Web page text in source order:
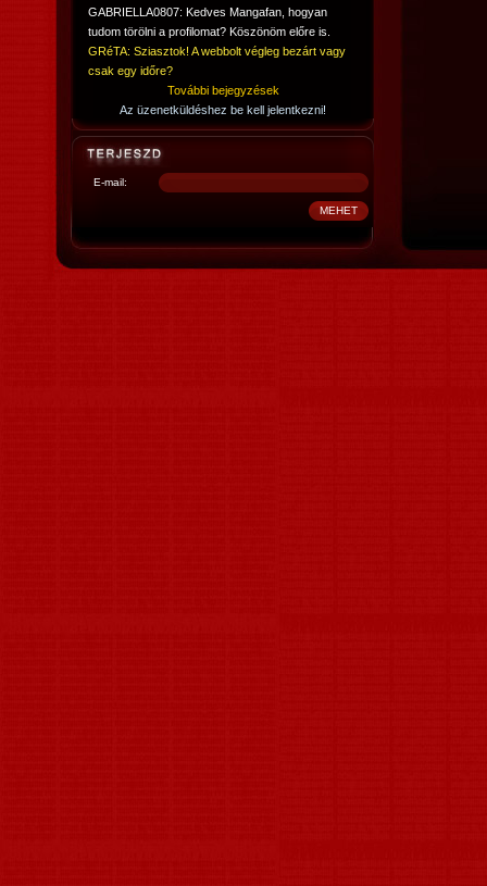
GABRIELLA0807: Kedves Mangafan, hogyan
tudom törölni a profilomat? Köszönöm előre is.
GRéTA: Sziasztok! A webbolt végleg bezárt vagy
csak egy időre?
További bejegyzések
Az üzenetküldéshez be kell jelentkezni!
E-mail: